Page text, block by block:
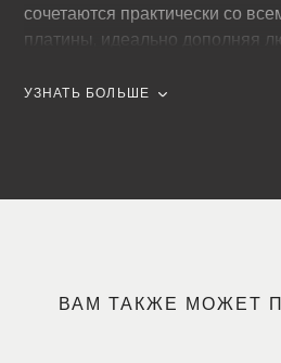
сочетаются практически со
платины, идеально дополняя
безупречном вкусе своего
ювелирной версии с отделкой
спутник в любых
УЗНАТЬ БОЛЬШЕ
ВАМ ТАКЖЕ МОЖЕТ